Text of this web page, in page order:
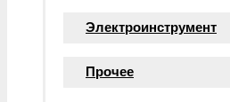
Электроинструмент
Прочее